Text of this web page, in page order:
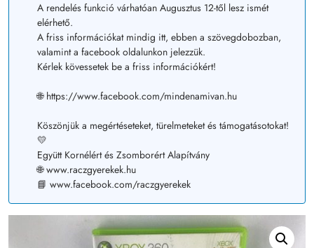
A rendelés funkció várhatóan Augusztus 12-től lesz ismét
elérhető.
A friss információkat mindig itt, ebben a szövegdobozban,
valamint a facebook oldalunkon jelezzük.
Kérlek kövessetek be a friss információkért!
🌐 https://www.facebook.com/mindenamivan.hu
Köszönjük a megértéseteket, türelmeteket és támogatásotokat!
💛
Együtt Kornélért és Zsomborért Alapítvány
🌐 www.raczgyerekek.hu
📘 www.facebook.com/raczgyerekek